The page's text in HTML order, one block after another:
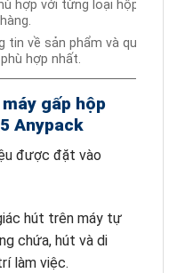
hợp với từng loại hộp và
về sản phẩm và quy cách
hợp nhất.
gấp hộp
Anypack
được đặt vào
hút trên máy tự
chứa, hút và di
làm việc.